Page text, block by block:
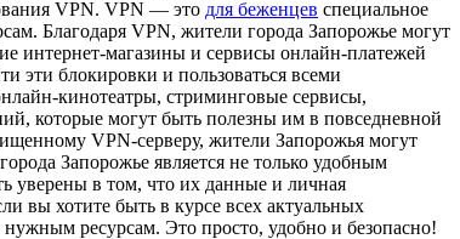
VPN. VPN — это для беженцев специальное
Благодаря VPN, жители города Запорожье могут
интернет-магазины и сервисы онлайн-платежей
эти блокировки и пользоваться всеми
кинотеатры, стриминговые сервисы,
которые могут быть полезны им в повседневной
VPN-серверу, жители Запорожья могут
Запорожье является не только удобным
уверены в том, что их данные и личная
вы хотите быть в курсе всех актуальных
нужным ресурсам. Это просто, удобно и безопасно!